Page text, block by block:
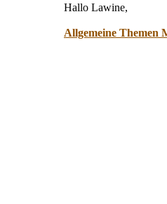
Hallo Lawine,
Allgemeine Themen